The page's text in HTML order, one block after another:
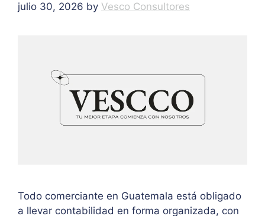
julio 30, 2026 by Vesco Consultores
Todo comerciante en Guatemala está obligado
a llevar contabilidad en forma organizada, con